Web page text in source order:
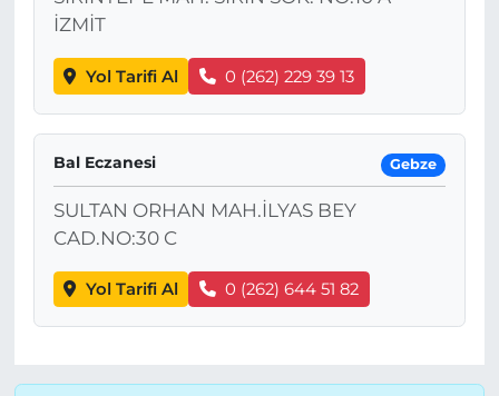
İZMİT
Yol Tarifi Al 0 (262) 229 39 13
Bal Eczanesi Gebze
SULTAN ORHAN MAH.İLYAS BEY
CAD.NO:30 C
Yol Tarifi Al 0 (262) 644 51 82